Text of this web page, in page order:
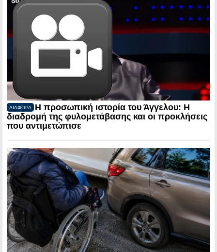
ΔΙΑΦΟΡΑ
Η προσωπική ιστορία του Άγγελου: Η
διαδρομή της φυλομετάβασης και οι προκλήσεις
που αντιμετώπισε